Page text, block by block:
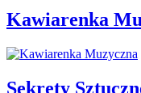
Kawiarenka
Sekrety